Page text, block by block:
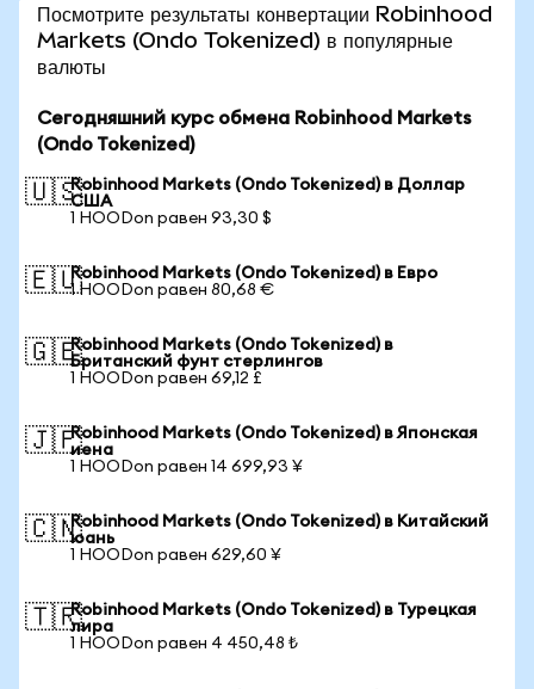
Посмотрите результаты конвертации Robinhood
Markets (Ondo Tokenized) в популярные
валюты
Сегодняшний курс обмена Robinhood Markets
(Ondo Tokenized)
🇺🇸Robinhood Markets (Ondo Tokenized) в Доллар
США
1 HOODon равен 93,30 $
🇪🇺Robinhood Markets (Ondo Tokenized) в Евро
1 HOODon равен 80,68 €
🇬🇧Robinhood Markets (Ondo Tokenized) в
Британский фунт стерлингов
1 HOODon равен 69,12 £
🇯🇵Robinhood Markets (Ondo Tokenized) в Японская
иена
1 HOODon равен 14 699,93 ¥
🇨🇳Robinhood Markets (Ondo Tokenized) в Китайский
юань
1 HOODon равен 629,60 ¥
🇹🇷Robinhood Markets (Ondo Tokenized) в Турецкая
лира
1 HOODon равен 4 450,48 ₺